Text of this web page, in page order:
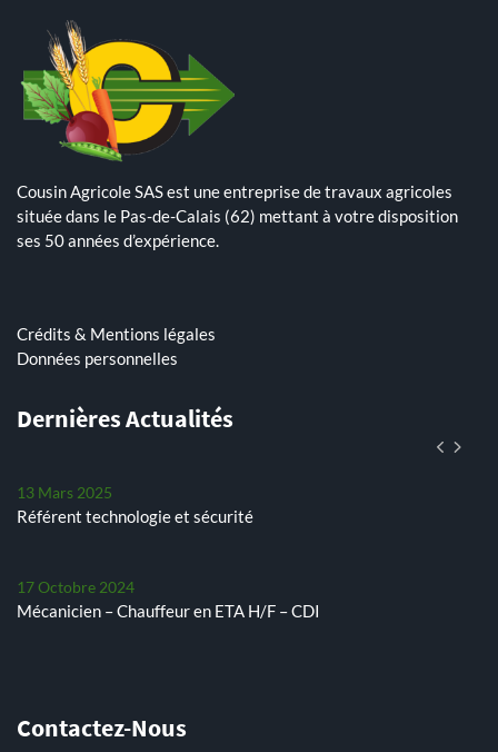
Cousin Agricole SAS est une entreprise de travaux agricoles
située dans le Pas-de-Calais (62) mettant à votre disposition
ses 50 années d’expérience.
Crédits & Mentions légales
Données personnelles
Dernières Actualités
24 Mai 2024
Plantation de pommes de terre – planteuse Dewulf Certa 40
Arrachage de betteraves sucrières avec notre Ropa Tiger 6s
Assistant(e) paie et RH
13 Mars 2025
Référent technologie et sécurité
17 Octobre 2024
Mécanicien – Chauffeur en ETA H/F – CDI
Contactez-Nous